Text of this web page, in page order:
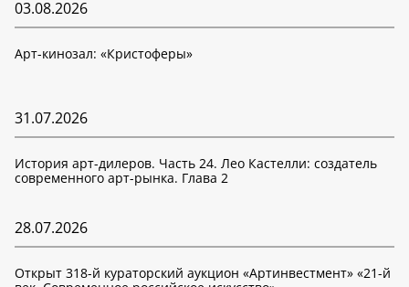
03.08.2026
Арт-кинозал: «Кристоферы»
31.07.2026
История арт-дилеров. Часть 24. Лео Кастелли: создатель
современного арт-рынка. Глава 2
28.07.2026
Открыт 318-й кураторский аукцион «Артинвестмент» «21-й